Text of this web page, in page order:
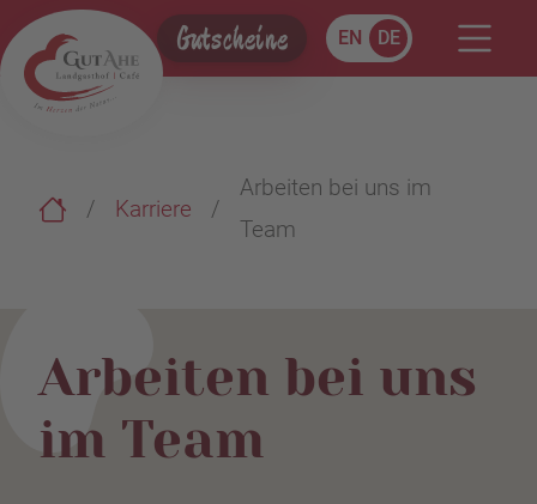
Gutscheine EN DE
Karriere
Arbeiten bei uns im
Team
Arbeiten bei uns
im Team